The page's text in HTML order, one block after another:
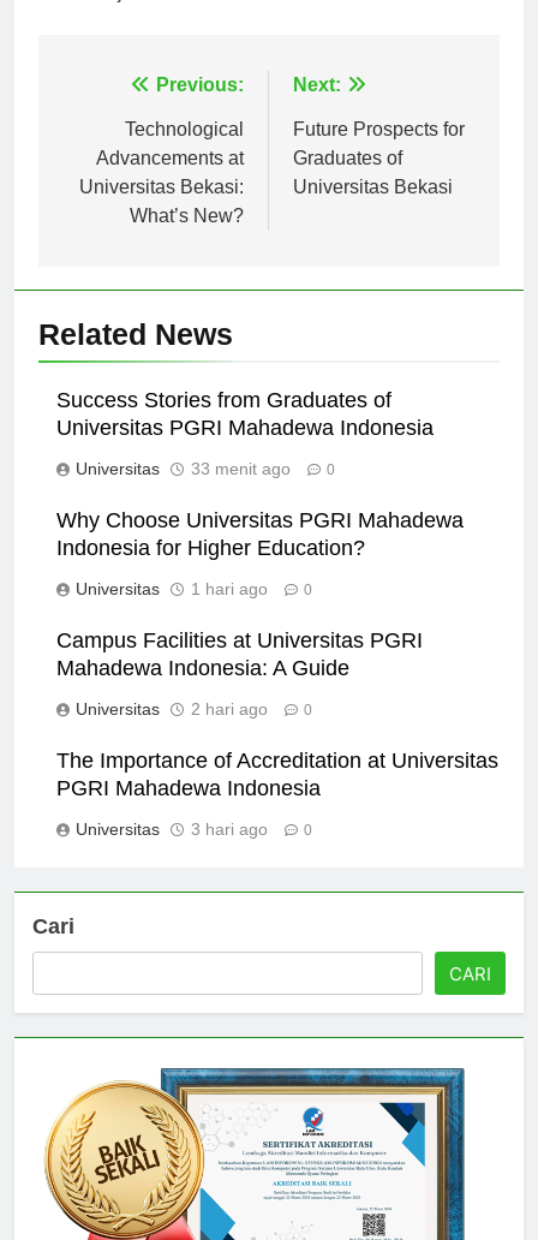
NavigasiPrevious:
Technological
Advancements at
Universitas Bekasi:
What’s New?
Next:
Future Prospects for
Graduates of
Universitas Bekasi
Related News
Success Stories from Graduates of
Universitas PGRI Mahadewa Indonesia
Universitas 33 menit ago 0
Why Choose Universitas PGRI Mahadewa
Indonesia for Higher Education?
Universitas 1 hari ago 0
Campus Facilities at Universitas PGRI
Mahadewa Indonesia: A Guide
Universitas 2 hari ago 0
The Importance of Accreditation at Universitas
PGRI Mahadewa Indonesia
Universitas 3 hari ago 0
Cari
CARI